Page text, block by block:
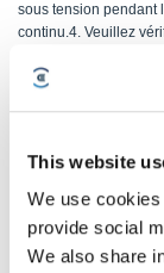
This website
We use
provide social
We also share
sous tension pendant
continu.4. Veuillez